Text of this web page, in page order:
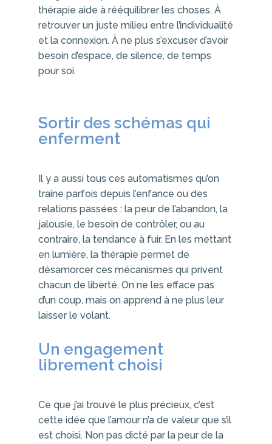
thérapie aide à rééquilibrer les choses. À
retrouver un juste milieu entre l’individualité
et la connexion. À ne plus s’excuser d’avoir
besoin d’espace, de silence, de temps
pour soi.
Sortir des schémas qui
enferment
Il y a aussi tous ces automatismes qu’on
traîne parfois depuis l’enfance ou des
relations passées : la peur de l’abandon, la
jalousie, le besoin de contrôler, ou au
contraire, la tendance à fuir. En les mettant
en lumière, la thérapie permet de
désamorcer ces mécanismes qui privent
chacun de liberté. On ne les efface pas
d’un coup, mais on apprend à ne plus leur
laisser le volant.
Un engagement
librement choisi
Ce que j’ai trouvé le plus précieux, c’est
cette idée que l’amour n’a de valeur que s’il
est choisi. Non pas dicté par la peur de la